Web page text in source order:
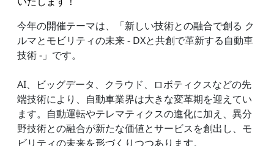
今年の開催テーマは、「新しい技術との融合で創る ク
ルマとモビリティの未来 - DXと共創で革新する自動車
技術 -」です。
AI、ビッグデータ、クラウド、ロボティクスなどの先
端技術により、自動車業界は大きな変革期を迎えてい
ます。自動運転やテレマティクスの進化に加え、異分
野技術との融合が新たな価値とサービスを創出し、モ
ビリティの未来を形づくりつつあります。